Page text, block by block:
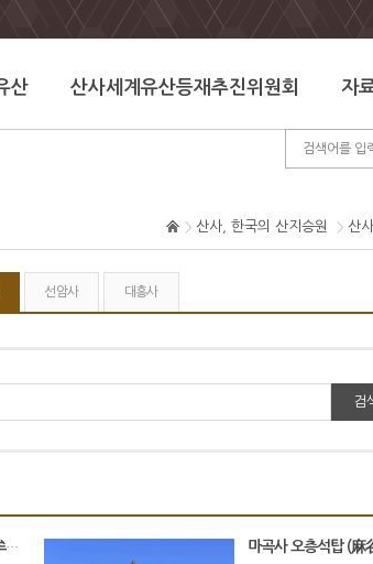
산 산사세계유산등재추진위원회 자
산사, 한국의 산지승원 산
선암사 대흥사
검
마곡사 석가모니불괘불탱 (麻谷寺 釋迦牟尼佛掛佛幀)
마곡사 오층석탑 (